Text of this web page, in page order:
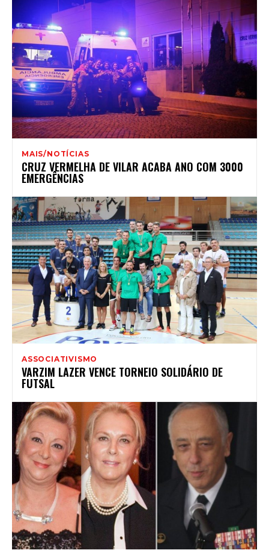
MAIS/NOTÍCIAS
CRUZ VERMELHA DE VILAR ACABA ANO COM 3000
EMERGÊNCIAS
ASSOCIATIVISMO
VARZIM LAZER VENCE TORNEIO SOLIDÁRIO DE
FUTSAL